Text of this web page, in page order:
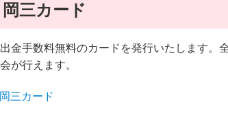
岡三カード
金手数料無料のカードを発行いたします。
が行えます。
岡三カード